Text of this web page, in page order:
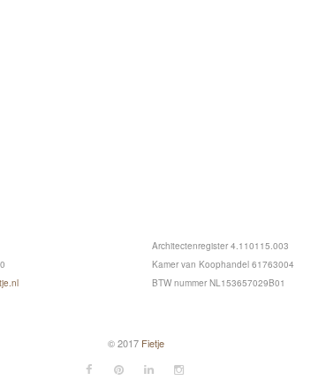
Architectenregister 4.110115.003
Kamer van Koophandel 61763004
BTW nummer NL153657029B01
© 2017 Fietje